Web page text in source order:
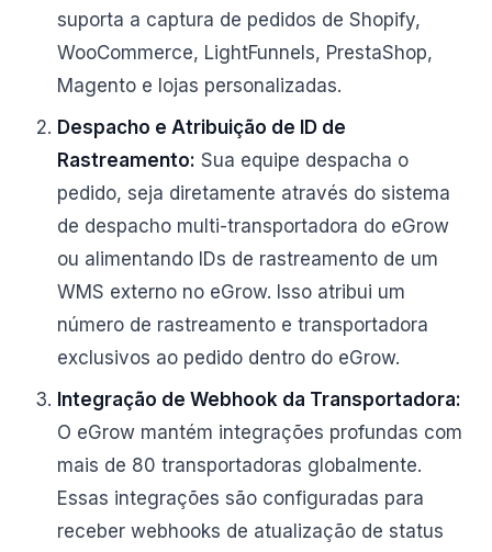
suporta a captura de pedidos de Shopify,
WooCommerce, LightFunnels, PrestaShop,
Magento e lojas personalizadas.
Despacho e Atribuição de ID de
Rastreamento: Sua equipe despacha o
pedido, seja diretamente através do sistema
de despacho multi-transportadora do eGrow
ou alimentando IDs de rastreamento de um
WMS externo no eGrow. Isso atribui um
número de rastreamento e transportadora
exclusivos ao pedido dentro do eGrow.
Integração de Webhook da Transportadora:
O eGrow mantém integrações profundas com
mais de 80 transportadoras globalmente.
Essas integrações são configuradas para
receber webhooks de atualização de status